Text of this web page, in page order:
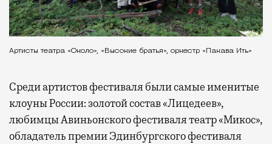
Артисты театра «Около», «Высокие братья», оркестр «Пакава Ить»
Среди артистов фестиваля были самые именитые
клоуны России: золотой состав «Лицедеев»,
любимцы Авиньонского фестиваля театр «Микос»,
обладатель премии Эдинбургского фестиваля